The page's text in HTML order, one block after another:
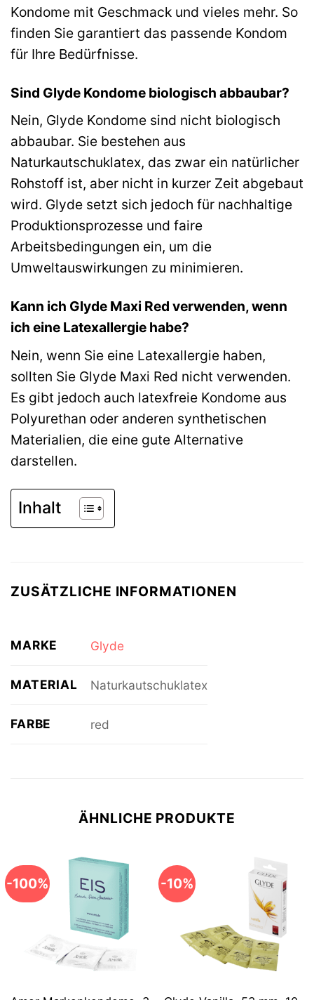
Kondome mit Geschmack und vieles mehr. So
finden Sie garantiert das passende Kondom
für Ihre Bedürfnisse.
Sind Glyde Kondome biologisch abbaubar?
Nein, Glyde Kondome sind nicht biologisch
abbaubar. Sie bestehen aus
Naturkautschuklatex, das zwar ein natürlicher
Rohstoff ist, aber nicht in kurzer Zeit abgebaut
wird. Glyde setzt sich jedoch für nachhaltige
Produktionsprozesse und faire
Arbeitsbedingungen ein, um die
Umweltauswirkungen zu minimieren.
Kann ich Glyde Maxi Red verwenden, wenn
ich eine Latexallergie habe?
Nein, wenn Sie eine Latexallergie haben,
sollten Sie Glyde Maxi Red nicht verwenden.
Es gibt jedoch auch latexfreie Kondome aus
Polyurethan oder anderen synthetischen
Materialien, die eine gute Alternative
darstellen.
Inhalt
ZUSÄTZLICHE INFORMATIONEN
MARKE Glyde
MATERIAL Naturkautschuklatex
FARBE red
ÄHNLICHE PRODUKTE
-100% -10%